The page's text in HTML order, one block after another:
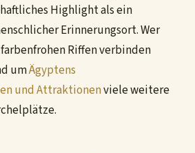
Highlight als ein
Erinnerungsort. Wer
Riffen verbinden
umÄgyptens
und Attraktionenviele weitere